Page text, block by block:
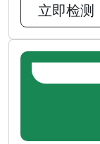
立即检测